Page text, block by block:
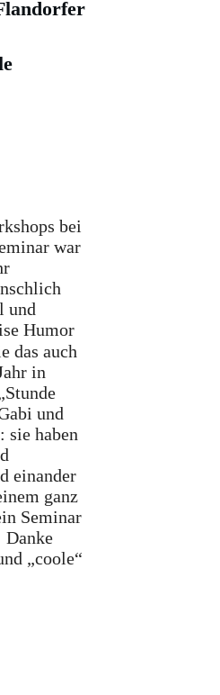
bei
war
und
Humor
das auch
in
und
sie haben
einander
ganz
Seminar
„coole“